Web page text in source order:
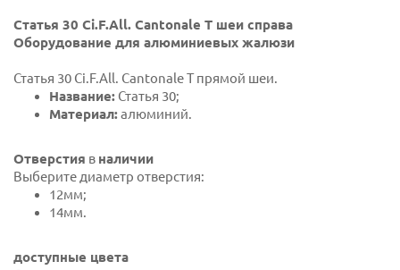
Статья 30 Ci.F.All. Cantonale Т шеи справа
Оборудование для алюминиевых жалюзи
Статья 30 Ci.F.All. Cantonale Т прямой шеи.
Название: Статья 30;
Материал:алюминий.
Отверстия в наличии
Выберите диаметр отверстия:
12мм;
14мм.
доступные цвета